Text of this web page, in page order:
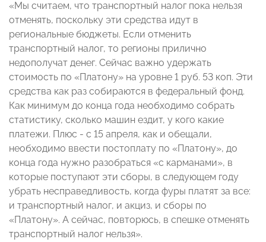
«Мы считаем, что транспортный налог пока нельзя
отменять, поскольку эти средства идут в
региональные бюджеты. Если отменить
транспортный налог, то регионы прилично
недополучат денег. Сейчас важно удержать
стоимость по «Платону» на уровне 1 руб. 53 коп. Эти
средства как раз собираются в федеральный фонд.
Как минимум до конца года необходимо собрать
статистику, сколько машин ездит, у кого какие
платежи. Плюс - с 15 апреля, как и обещали,
необходимо ввести постоплату по «Платону», до
конца года нужно разобраться «с карманами», в
которые поступают эти сборы, в следующем году
убрать несправедливость, когда фуры платят за все:
и транспортный налог, и акциз, и сборы по
«Платону». А сейчас, повторюсь, в спешке отменять
транспортный налог нельзя».